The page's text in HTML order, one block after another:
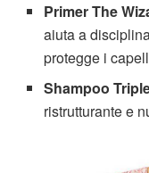
Primer The
aiuta a
protegge i
Shampoo
ristrutturante e